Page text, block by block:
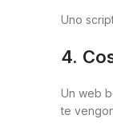
Uno
4.
Un web
te